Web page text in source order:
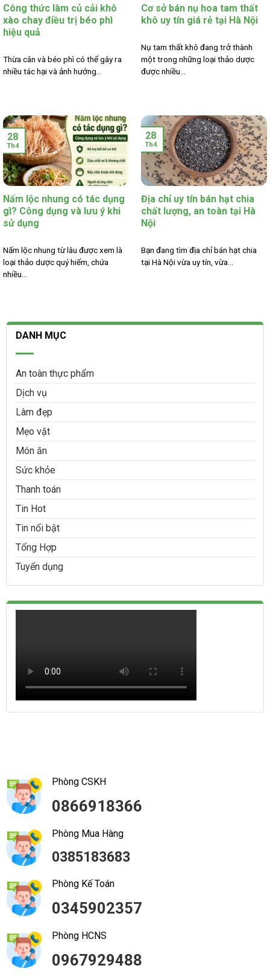
Công thức làm củ cải khô
xào chay điều trị béo phì
hiệu quả
Thừa cân và béo phì có thể gây ra
nhiều tác hại và ảnh hưởng...
Cơ sở bán nụ hoa tam thất
khô uy tín giá rẻ tại Hà Nội
Nụ tam thất khô đang trở thành
một trong những loại thảo dược
được nhiều...
Nấm lộc nhung có tác dụng
gì? Công dụng và lưu ý khi
sử dụng
Nấm lộc nhung từ lâu được xem là
loại thảo dược quý hiếm, chứa
nhiều...
28
Th4
Địa chỉ uy tín bán hạt chia
chất lượng, an toàn tại Hà
Nội
Bạn đang tìm địa chỉ bán hạt chia
tại Hà Nội vừa uy tín, vừa...
28
Th4
DANH MỤC
An toàn thực phẩm
Dịch vụ
Làm đẹp
Mẹo vặt
Món ăn
Sức khỏe
Thanh toán
Tin Hot
Tin nổi bật
Tổng Hợp
Tuyển dụng
Phòng CSKH
0866918366
Phòng Mua Hàng
0385183683
Phòng Kế Toán
0345902357
Phòng HCNS
0967929488